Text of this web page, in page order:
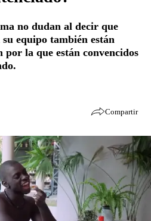
no dudan al decir que
equipo también están
por la que están convencidos
Compartir